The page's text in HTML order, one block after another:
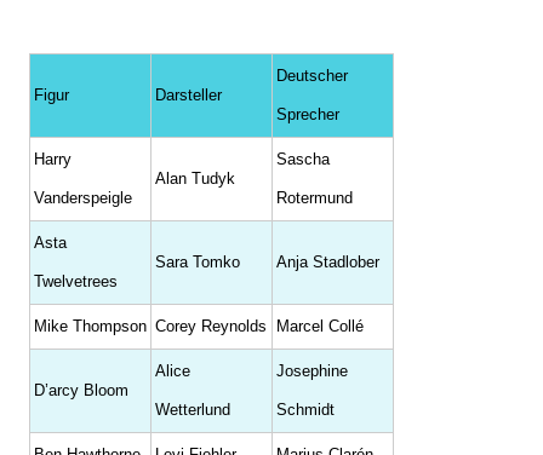
Figur Darsteller
Deutscher
Sprecher
Harry
Vanderspeigle
Alan Tudyk
Sascha
Rotermund
Asta
Twelvetrees
Sara Tomko Anja Stadlober
Mike Thompson Corey Reynolds Marcel Collé
D’arcy Bloom
Alice
Wetterlund
Josephine
Schmidt